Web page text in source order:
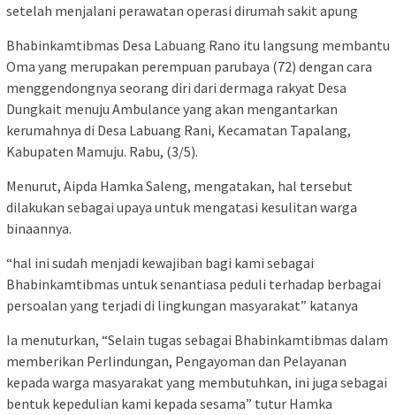
setelah menjalani perawatan operasi dirumah sakit apung
Bhabinkamtibmas Desa Labuang Rano itu langsung membantu
Oma yang merupakan perempuan parubaya (72) dengan cara
menggendongnya seorang diri dari dermaga rakyat Desa
Dungkait menuju Ambulance yang akan mengantarkan
kerumahnya di Desa Labuang Rani, Kecamatan Tapalang,
Kabupaten Mamuju. Rabu, (3/5).
Menurut, Aipda Hamka Saleng, mengatakan, hal tersebut
dilakukan sebagai upaya untuk mengatasi kesulitan warga
binaannya.
“hal ini sudah menjadi kewajiban bagi kami sebagai
Bhabinkamtibmas untuk senantiasa peduli terhadap berbagai
persoalan yang terjadi di lingkungan masyarakat” katanya
Ia menuturkan, “Selain tugas sebagai Bhabinkamtibmas dalam
memberikan Perlindungan, Pengayoman dan Pelayanan
kepada warga masyarakat yang membutuhkan, ini juga sebagai
bentuk kepedulian kami kepada sesama” tutur Hamka